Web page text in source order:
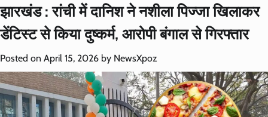
झारखंड : रांची में दानिश ने नशीला पिज्जा खिलाकर
डेंटिस्ट से किया दुष्कर्म, आरोपी बंगाल से गिरफ्तार
Posted on April 15, 2026 by NewsXpoz